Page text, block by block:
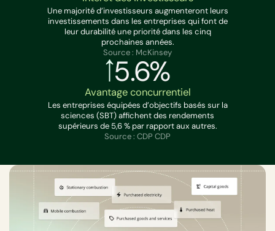
Une majorité d’investisseurs augmenteront leurs
investissements dans les entreprises qui font de
leur durabilité une priorité dans les cinq
prochaines années.
Source : McKinsey
5.6%
Avantage concurrentiel
Les entreprises équipées d’objectifs basés sur la
sciences (SBT) affichent des rendements
supérieurs de 5,6 % par rapport aux autres.
Source : CDP CDP